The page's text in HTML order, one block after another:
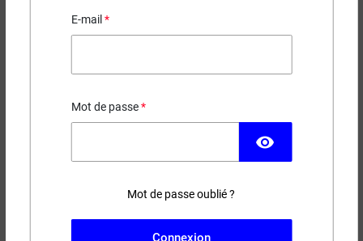
E-mail
Mot de passe
visibility
Mot de passe oublié ?
Connexion
19,90 €
Taux de nicotine
AJOUTER AU PANIER